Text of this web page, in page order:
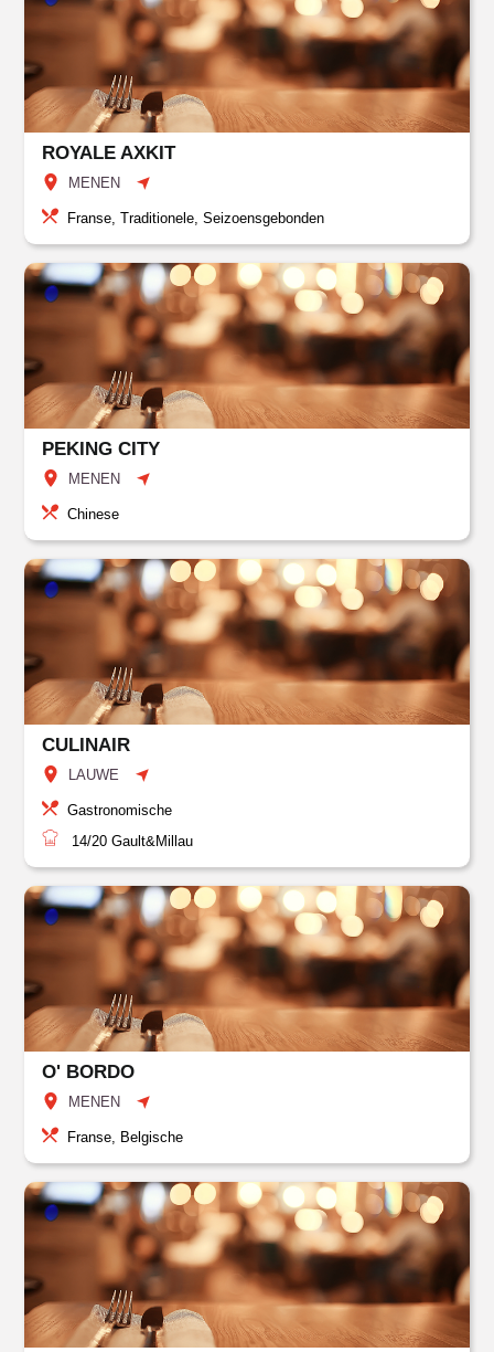
ROYALE AXKIT
MENEN
Franse, Traditionele, Seizoensgebonden
PEKING CITY
MENEN
Chinese
CULINAIR
LAUWE
Gastronomische
14/20 Gault&Millau
O' BORDO
MENEN
Franse, Belgische